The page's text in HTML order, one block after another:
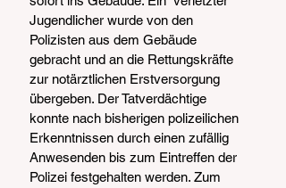
Jugendlicher wurde von den
Polizisten aus dem Gebäude
gebracht und an die Rettungskräfte
zur notärztlichen Erstversorgung
übergeben. Der Tatverdächtige
konnte nach bisherigen polizeilichen
Erkenntnissen durch einen zufällig
Anwesenden bis zum Eintreffen der
Polizei festgehalten werden. Zum